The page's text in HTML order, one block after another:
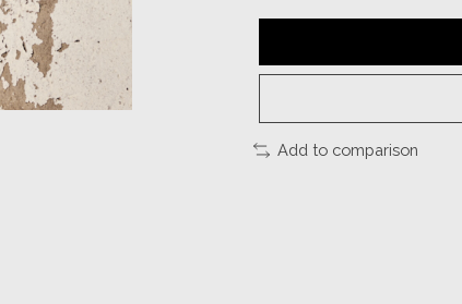
Add to comparison